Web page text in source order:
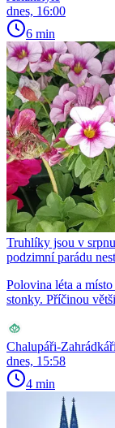
dnes, 16:00
6 min
Truhlíky jsou v
podzimní parádu
Polovina léta a
stonky. Příčinou
Chalupáři-Zahrádkáři
dnes, 15:58
4 min